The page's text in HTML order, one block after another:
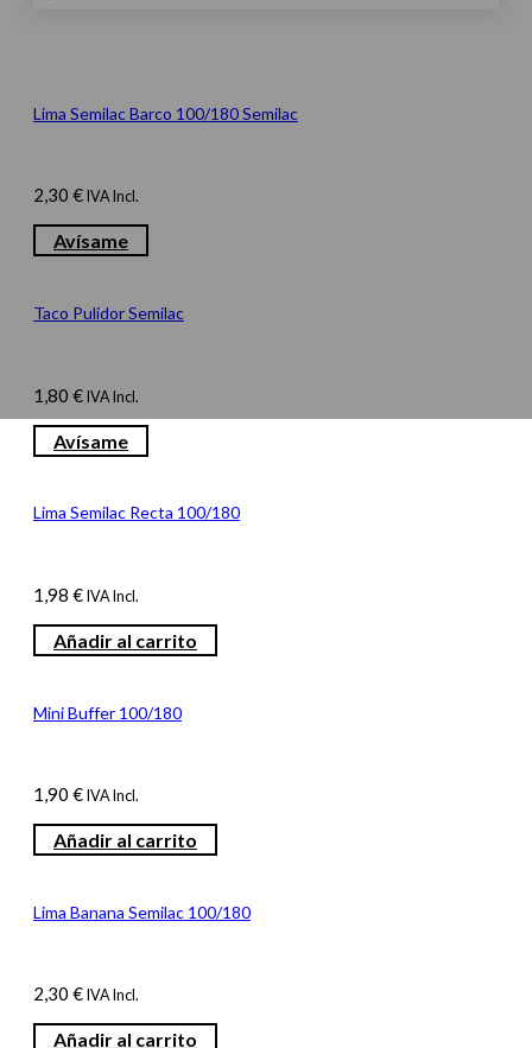
Lima Semilac Barco 100/180 Semilac
2,30 € IVA Incl.
Avísame
Taco Pulidor Semilac
1,80 € IVA Incl.
Avísame
Lima Semilac Recta 100/180
1,98 € IVA Incl.
Añadir al carrito
Mini Buffer 100/180
1,90 € IVA Incl.
Añadir al carrito
Lima Banana Semilac 100/180
2,30 € IVA Incl.
Añadir al carrito